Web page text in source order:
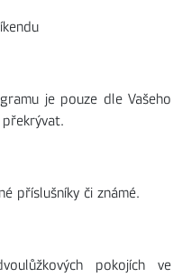
je pouze dle Vašeho
příslušníky či známé.
pokojích ve